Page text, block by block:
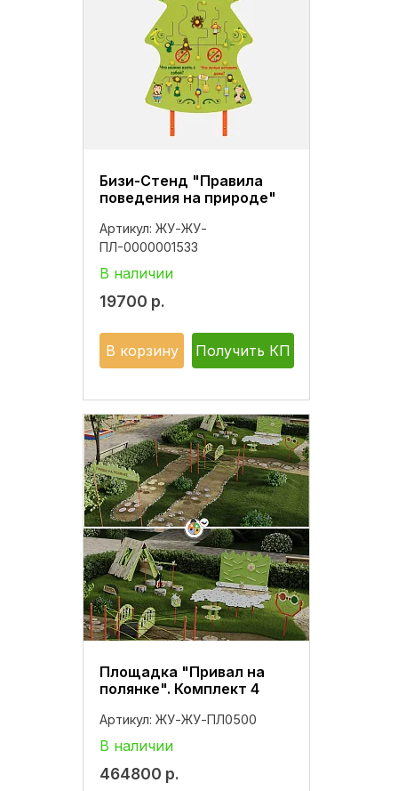
Бизи-Стенд "Правила
поведения на природе"
Артикул: ЖУ-ЖУ-
ПЛ-0000001533
В наличии
19700 р.
В корзину Получить КП
Площадка "Привал на
полянке". Комплект 4
Артикул: ЖУ-ЖУ-ПЛ0500
В наличии
464800 р.